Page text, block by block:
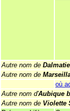
Autre nom de Dalmatie
Autre nom de
où
Autre nom d'Aubique
Autre nom de Violette